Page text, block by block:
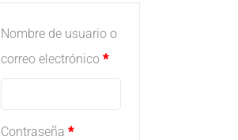
Nombre de usuario o
correo electrónico *
Contraseña *